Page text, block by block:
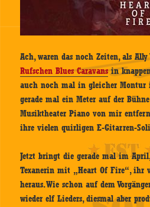
Ach, waren das noch Zeiten, als Ally
Rufschen Blues Caravansin
auch noch mal in gleicher Montur
gerade mal ein Meter auf der
Musiktheater Piano von mir
ihre vielen quirligen E-Gitarren-
Jetzt bringt die gerade mal im April,
Texanerin mit „Heart Of Fire“, ihr
heraus. Wie schon auf dem
wieder elf Lieders, diesmal aber